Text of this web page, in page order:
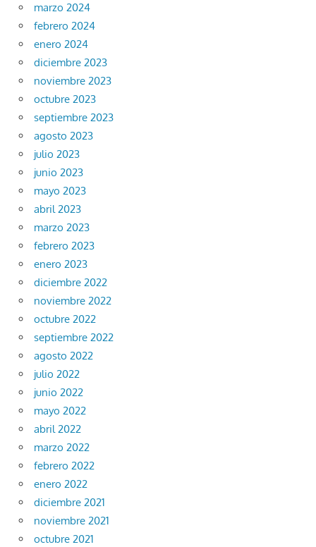
marzo 2024
febrero 2024
enero 2024
diciembre 2023
noviembre 2023
octubre 2023
septiembre 2023
agosto 2023
julio 2023
junio 2023
mayo 2023
abril 2023
marzo 2023
febrero 2023
enero 2023
diciembre 2022
noviembre 2022
octubre 2022
septiembre 2022
agosto 2022
julio 2022
junio 2022
mayo 2022
abril 2022
marzo 2022
febrero 2022
enero 2022
diciembre 2021
noviembre 2021
octubre 2021